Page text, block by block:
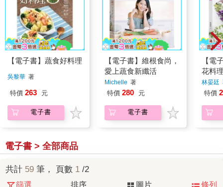
【電子書】蔬食好料理
吳黎華 著
特價 263 元
電子書
【電子書】維根食尚，
愛上蔬食新纖活
Michelle 著
特價 280 元
電子書
【電
花料
林晏廷
特價
電子書 > 全部商品
共計 59 筆， 頁數 1 /2
篩選 排序 圖片 條列